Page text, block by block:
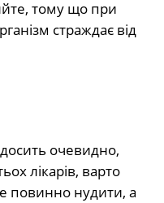
тому що при
страждає від
очевидно,
лікарів, варто
повинно нудити, а